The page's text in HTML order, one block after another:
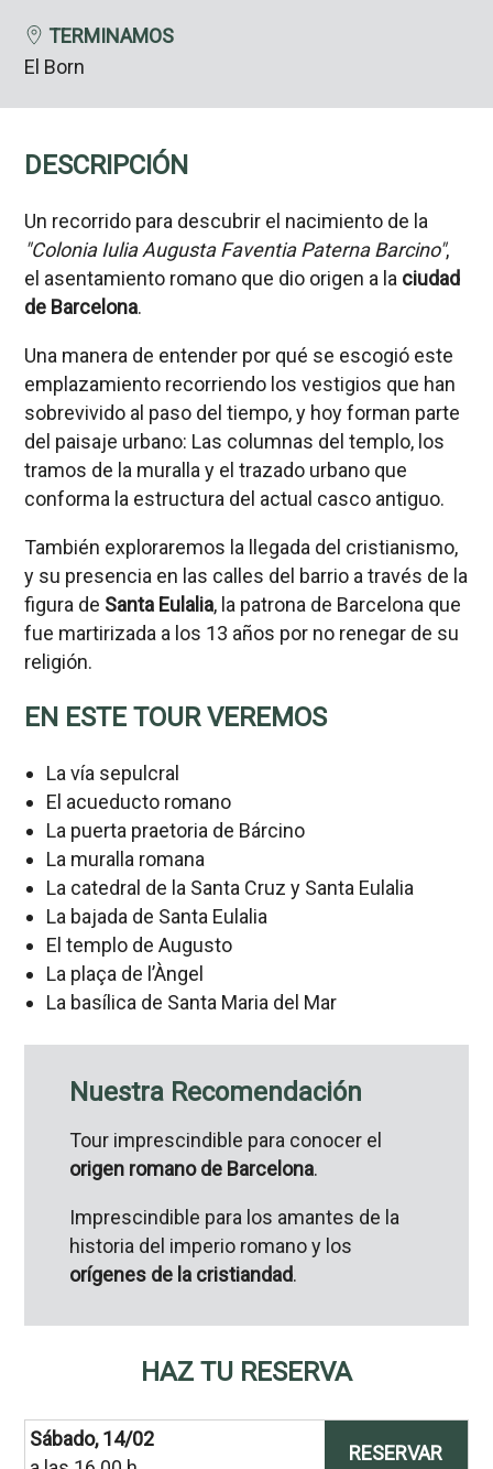
TERMINAMOS
El Born
DESCRIPCIÓN
Un recorrido para descubrir el nacimiento de la
"Colonia Iulia Augusta Faventia Paterna Barcino",
el asentamiento romano que dio origen a la ciudad
de Barcelona.
Una manera de entender por qué se escogió este
emplazamiento recorriendo los vestigios que han
sobrevivido al paso del tiempo, y hoy forman parte
del paisaje urbano: Las columnas del templo, los
tramos de la muralla y el trazado urbano que
conforma la estructura del actual casco antiguo.
También exploraremos la llegada del cristianismo,
y su presencia en las calles del barrio a través de la
figura de Santa Eulalia, la patrona de Barcelona que
fue martirizada a los 13 años por no renegar de su
religión.
EN ESTE TOUR VEREMOS
La vía sepulcral
El acueducto romano
La puerta praetoria de Bárcino
La muralla romana
La catedral de la Santa Cruz y Santa Eulalia
La bajada de Santa Eulalia
El templo de Augusto
La plaça de l’Àngel
La basílica de Santa Maria del Mar
Nuestra Recomendación
Tour imprescindible para conocer el
origen romano de Barcelona.
Imprescindible para los amantes de la
historia del imperio romano y los
orígenes de la cristiandad.
HAZ TU RESERVA
Sábado, 14/02
RESERVAR